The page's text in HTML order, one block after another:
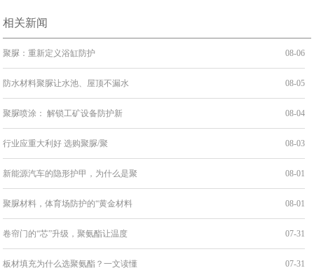
相关新闻
聚脲：重新定义浴缸防护 08-06
防水材料聚脲让水池、屋顶不漏水 08-05
聚脲喷涂： 解锁工矿设备防护新 08-04
行业应重大利好 选购聚脲/聚 08-03
新能源汽车的隐形护甲，为什么是聚 08-01
聚脲材料，体育场防护的“黄金材料 08-01
卷帘门的“芯”升级，聚氨酯让温度 07-31
板材填充为什么选聚氨酯？一文读懂 07-31